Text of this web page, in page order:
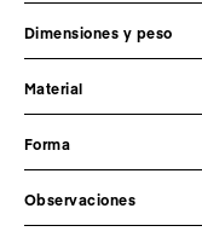
Dimensiones y peso
Material
Forma
Observaciones